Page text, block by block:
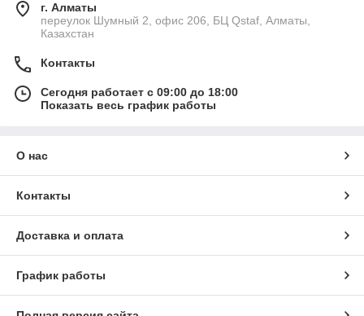
г. Алматы
переулок Шумный 2, офис 206, БЦ Qstaf, Алматы,
Казахстан
Контакты
Сегодня работает с 09:00 до 18:00
Показать весь график работы
О нас
Контакты
Доставка и оплата
График работы